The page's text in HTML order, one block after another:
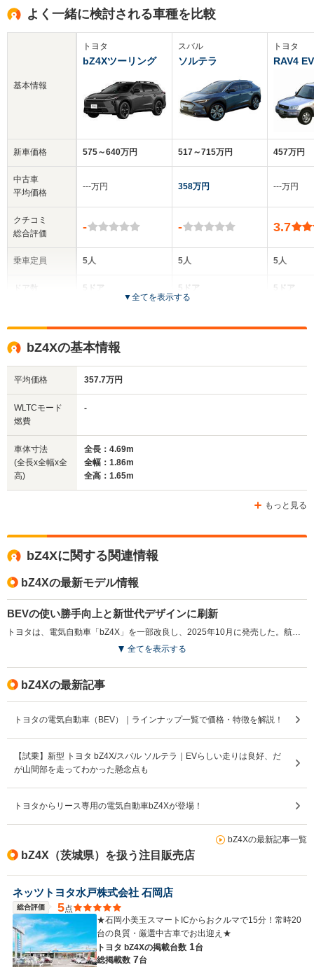
よく一緒に検討される車種を比較
基本情報
新車価格
中古車
平均価格
クチコミ
総合評価
乗車定員
ドア数
サイズ
(全長x全幅x全高)
WLTCモード
燃費
排気量
トヨタ
bZ4Xツーリング
575～640万円
‐‐‐万円
-
5人
5ドア
全高
-m
-
-
FF、4WD
スバル
ソルテラ
517～715万円
358万円
-
5人
5ドア
全高
FF、4WD
トヨタ
RAV4 EV
457万円
‐‐‐万円
3.7
5人
5ドア
全
▼全てを表示する
bZ4Xの基本情報
平均価格 357.7万円
WLTCモード
燃費
-
車体寸法
(全長x全幅x全
高)
全長：4.69m
全幅：1.86m
全高：1.65m
もっと見る
bZ4Xに関する関連情報
bZ4Xの最新モデル情報
BEVの使い勝手向上と新世代デザインに刷新
トヨタは、電気自動車「bZ4X」を一部改良し、2025年10月に発売した。航続距離は最大746kmに延長され、急速充電時間は最短約28分に短縮。寒冷地での利便性を向上させるバッテリープレコンディショニング機能を搭載した。また、新たにトヨタ純正の「6kW普通充電器」がオプションで設定されている。走行性能では、eAxleを小型化し出力を向上させ、0-100km/h加速を5.1秒を実現した他、車両各部をリファインしている。フロントデザインをトヨタの新世代デザインモチーフであるハンマーヘッドデザインへ刷新。最新のコネクティッドナビ対応の14インチディスプレイオーディオを搭載。新色の外板色も加わり、内装デザインがシンプルで開放感のある形状に変更された。新充電サービス「TEEMO」も同時にスタートし、bZ4Xの購入者には特典が用意されている。（2025.10）
全てを表示する
bZ4Xの最新記事
トヨタの電気自動車（BEV）｜ラインナップ一覧で価格・特徴を解説！
【試乗】新型 トヨタ bZ4X/スバル ソルテラ｜EVらしい走りは良好、だ
が山間部を走ってわかった懸念点も
トヨタからリース専用の電気自動車bZ4Xが登場！
bZ4Xの最新記事一覧
bZ4X（茨城県）を扱う注目販売店
ネッツトヨタ水戸株式会社 石岡店
総合評価 5点
★石岡小美玉スマートICからおクルマで15分！常時20
台の良質・厳選中古車でお出迎え★
トヨタ bZ4Xの掲載台数 1台
総掲載数 7台